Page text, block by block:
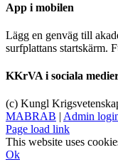
App i mobilen
Lägg en genväg till
surfplattans startskärm.
KKrVA i sociala
(c) Kungl
MABRAB
Admin
Page load link
This website uses
Ok